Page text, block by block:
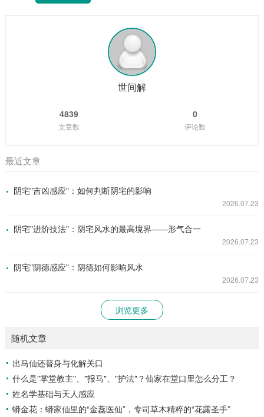
世间解
4839
文章数
0
评论数
最近文章
阴宅"吉凶感应"：如何判断阴宅的影响
2026.07.23
阴宅"进阶技法"：阴宅风水的最高境界——形气合一
2026.07.23
阴宅"阴德感应"：阴德如何影响风水
2026.07.23
浏览更多
随机文章
出马仙还替身与化解关口
什么是"掌堂教主"、"报马"、"护法"？仙家在堂口里怎么分工？
姓名学基础与天人感应
蟒金花：蟒家仙里的“金蕊医仙”，专司草木精粹的“花露圣手”